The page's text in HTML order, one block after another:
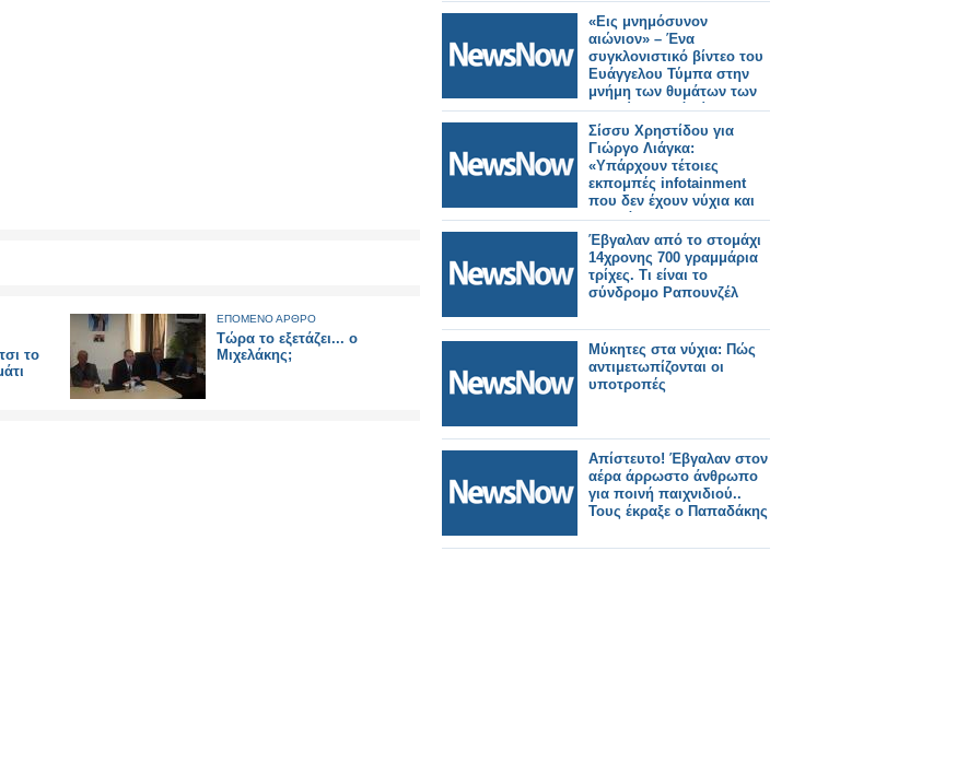
το
ΕΠΟΜΕΝΟ ΑΡΘΡΟ
Τώρα το εξετάζει... ο
Μιχελάκης;
«Εις μνημόσυνον
αιώνιον» – Ένα
συγκλονιστικό βίντεο του
Ευάγγελου Τύμπα στην
μνήμη των θυμάτων των
Τεμπών (φωτό-βίντεο)
Σίσσυ Χρηστίδου για
Γιώργο Λιάγκα:
«Υπάρχουν τέτοιες
εκπομπές infotainment
που δεν έχουν νύχια και
μαλλιά»
Έβγαλαν από το στομάχι
14χρονης 700 γραμμάρια
τρίχες. Τι είναι το
σύνδρομο Ραπουνζέλ
Μύκητες στα νύχια: Πώς
αντιμετωπίζονται οι
υποτροπές
Απίστευτο! Έβγαλαν στον
αέρα άρρωστο άνθρωπο
για ποινή παιχνιδιού..
Τους έκραξε ο Παπαδάκης